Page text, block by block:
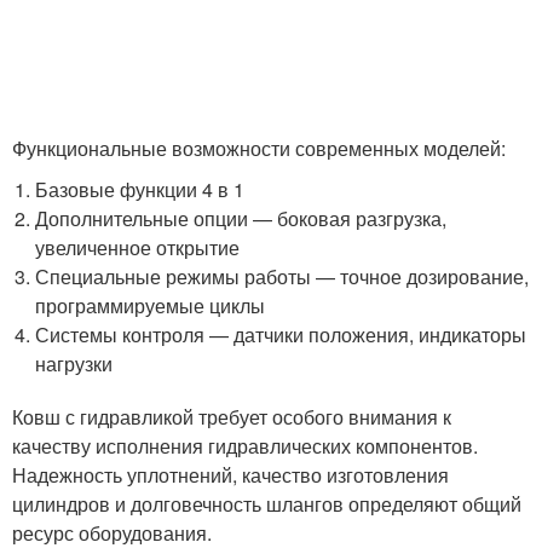
Функциональные возможности современных моделей:
Базовые функции 4 в 1
Дополнительные опции — боковая разгрузка,
увеличенное открытие
Специальные режимы работы — точное дозирование,
программируемые циклы
Системы контроля — датчики положения, индикаторы
нагрузки
Ковш с гидравликой требует особого внимания к
качеству исполнения гидравлических компонентов.
Надежность уплотнений, качество изготовления
цилиндров и долговечность шлангов определяют общий
ресурс оборудования.